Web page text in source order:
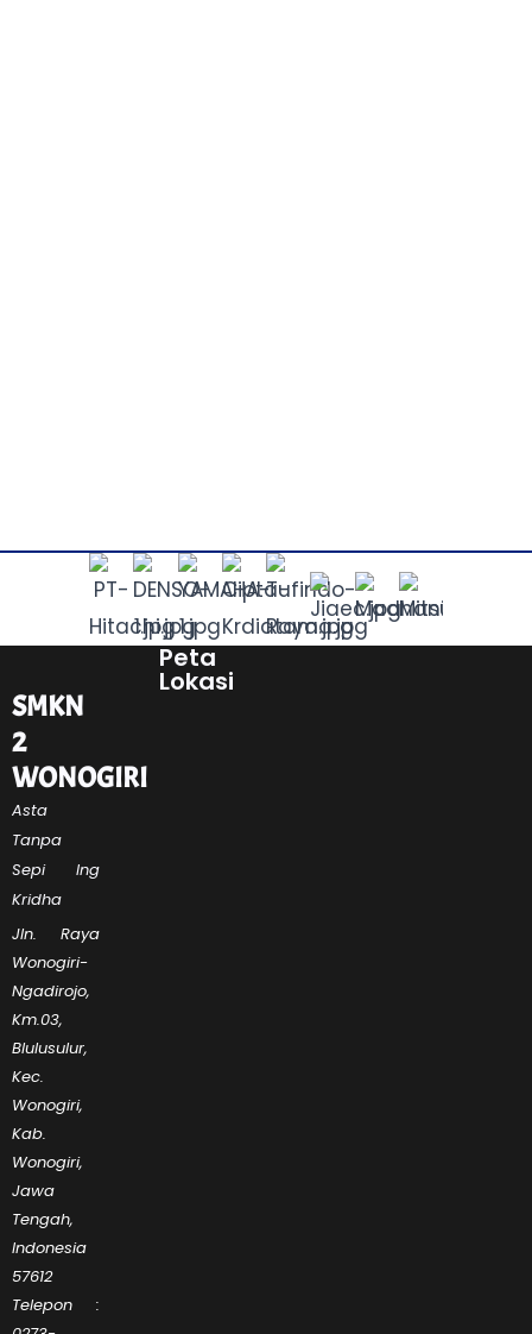
SMKN
2
WONOGIRI
Asta
Tanpa
Sepi Ing
Kridha
Jln. Raya
Wonogiri-
Ngadirojo,
Km.03,
Blulusulur,
Kec.
Wonogiri,
Kab.
Wonogiri,
Jawa
Tengah,
Indonesia
57612
Telepon :
Peta
Lokasi